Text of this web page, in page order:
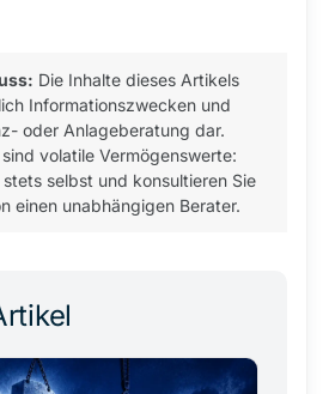
Die Inhalte dieses Artikels
Informationszwecken und
oder Anlageberatung dar.
volatile Vermögenswerte:
stets selbst und konsultieren Sie
einen unabhängigen Berater.